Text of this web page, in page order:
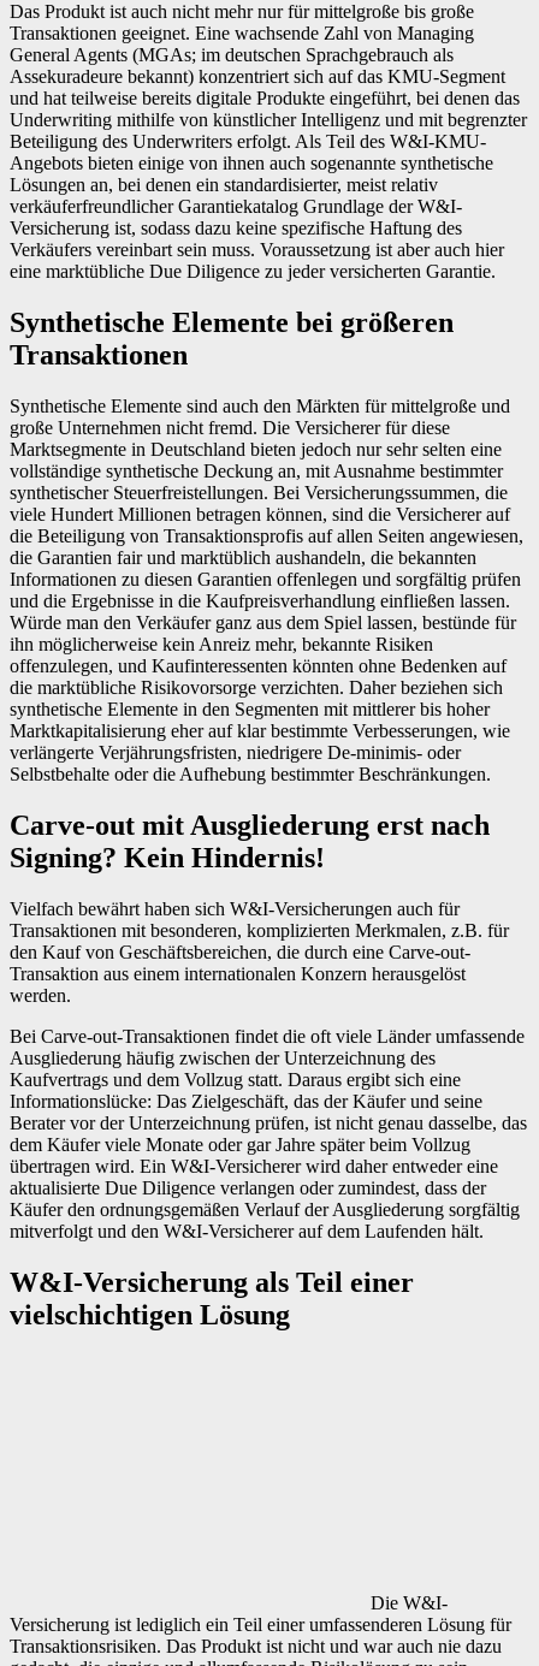
Das Produkt ist auch nicht mehr nur für mittelgroße bis große
Transaktionen geeignet. Eine wachsende Zahl von Managing
General Agents (MGAs; im deutschen Sprachgebrauch als
Assekuradeure bekannt) konzentriert sich auf das KMU-Segment
und hat teilweise bereits digitale Produkte eingeführt, bei denen das
Underwriting mithilfe von künstlicher Intelligenz und mit begrenzter
Beteiligung des Underwriters erfolgt. Als Teil des W&I-KMU-
Angebots bieten einige von ihnen auch sogenannte synthetische
Lösungen an, bei denen ein standardisierter, meist relativ
verkäuferfreundlicher Garantiekatalog Grundlage der W&I-
Versicherung ist, sodass dazu keine spezifische Haftung des
Verkäufers vereinbart sein muss. Voraussetzung ist aber auch hier
eine marktübliche Due Diligence zu jeder versicherten Garantie.
Synthetische Elemente bei größeren
Transaktionen
Synthetische Elemente sind auch den Märkten für mittelgroße und
große Unternehmen nicht fremd. Die Versicherer für diese
Marktsegmente in Deutschland bieten jedoch nur sehr selten eine
vollständige synthetische Deckung an, mit Ausnahme bestimmter
synthetischer Steuerfreistellungen. Bei Versicherungssummen, die
viele Hundert Millionen betragen können, sind die Versicherer auf
die Beteiligung von Transaktionsprofis auf allen Seiten angewiesen,
die Garantien fair und marktüblich aushandeln, die bekannten
Informationen zu diesen Garantien offenlegen und sorgfältig prüfen
und die Ergebnisse in die Kaufpreisverhandlung einfließen lassen.
Würde man den Verkäufer ganz aus dem Spiel lassen, bestünde für
ihn möglicherweise kein Anreiz mehr, bekannte Risiken
offenzulegen, und Kaufinteressenten könnten ohne Bedenken auf
die marktübliche Risikovorsorge verzichten. Daher beziehen sich
synthetische Elemente in den Segmenten mit mittlerer bis hoher
Marktkapitalisierung eher auf klar bestimmte Verbesserungen, wie
verlängerte Verjährungsfristen, niedrigere De-minimis- oder
Selbstbehalte oder die Aufhebung bestimmter Beschränkungen.
Carve-out mit Ausgliederung erst nach
Signing? Kein Hindernis!
Vielfach bewährt haben sich W&I-Versicherungen auch für
Transaktionen mit besonderen, komplizierten Merkmalen, z.B. für
den Kauf von Geschäftsbereichen, die durch eine Carve-out-
Transaktion aus einem internationalen Konzern herausgelöst
werden.
Bei Carve-out-Transaktionen findet die oft viele Länder umfassende
Ausgliederung häufig zwischen der Unterzeichnung des
Kaufvertrags und dem Vollzug statt. Daraus ergibt sich eine
Informationslücke: Das Zielgeschäft, das der Käufer und seine
Berater vor der Unterzeichnung prüfen, ist nicht genau dasselbe, das
dem Käufer viele Monate oder gar Jahre später beim Vollzug
übertragen wird. Ein W&I-Versicherer wird daher entweder eine
aktualisierte Due Diligence verlangen oder zumindest, dass der
Käufer den ordnungsgemäßen Verlauf der Ausgliederung sorgfältig
mitverfolgt und den W&I-Versicherer auf dem Laufenden hält.
W&I-Versicherung als Teil einer
vielschichtigen Lösung
Die W&I-
Versicherung ist lediglich ein Teil einer umfassenderen Lösung für
Transaktionsrisiken. Das Produkt ist nicht und war auch nie dazu